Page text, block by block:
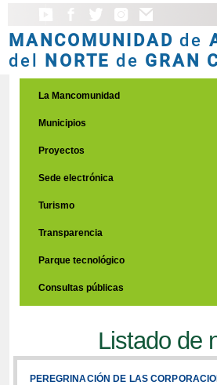
MANCOMUNIDAD de
del NORTE de GRAN
La Mancomunidad
Municipios
Proyectos
Sede electrónica
Turismo
Transparencia
Parque tecnológico
Consultas públicas
Listado de
PEREGRINACIÓN DE LAS